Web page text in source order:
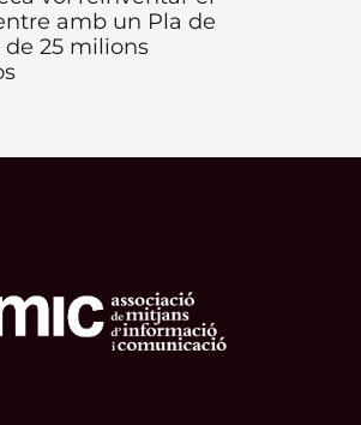
amb un Pla de
de 25 milions